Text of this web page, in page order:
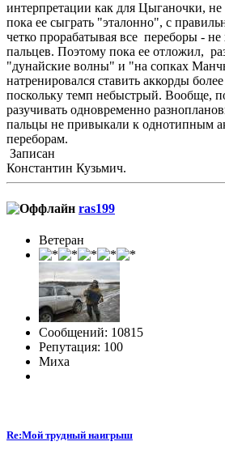
интерпретации как для Цыганочки,
пока ее сыграть "эталонно", с
четко прорабатывая все переборы - не
пальцев. Поэтому пока ее отложил,
"дунайские волны" и "на сопках
натренировался ставить аккорды
поскольку темп небыстрый. Вообще,
разучивать одновременно
пальцы не привыкали к однотипным
переборам.
Записан
Константин Кузьмич.
ras199
Ветеран
Сообщений: 10815
Репутация: 100
Миха
Re:Мой трудный наигрыш